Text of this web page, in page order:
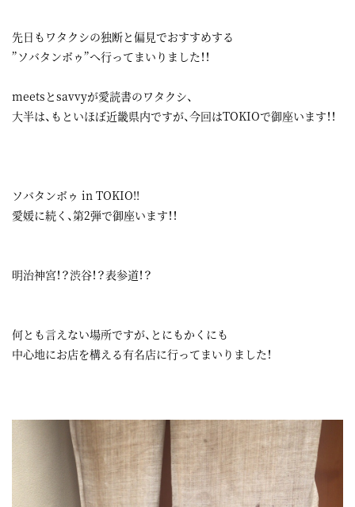
先日もワタクシの独断と偏見でおすすめする
”ソバタンボゥ”へ行ってまいりました！！
meetsとsavvyが愛読書のワタクシ、
大半は、もといほぼ近畿県内ですが、今回はTOKIOで御座います！！
ソバタンボゥ in TOKIO!!
愛媛に続く、第2弾で御座います！！
明治神宮！？渋谷！？表参道！？
何とも言えない場所ですが、とにもかくにも
中心地にお店を構える有名店に行ってまいりました！